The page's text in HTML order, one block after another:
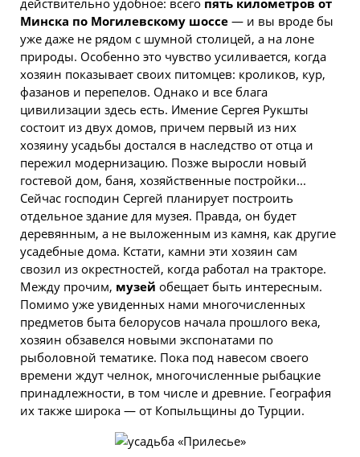
Минска по Могилевскому шоссе — и вы вроде бы
уже даже не рядом с шумной столицей, а на лоне
природы. Особенно это чувство усиливается, когда
хозяин показывает своих питомцев: кроликов, кур,
фазанов и перепелов. Однако и все блага
цивилизации здесь есть. Имение Сергея Рукшты
состоит из двух домов, причем первый из них
хозяину усадьбы достался в наследство от отца и
пережил модернизацию. Позже выросли новый
гостевой дом, баня, хозяйственные постройки...
Сейчас господин Сергей планирует построить
отдельное здание для музея. Правда, он будет
деревянным, а не выложенным из камня, как другие
усадебные дома. Кстати, камни эти хозяин сам
свозил из окрестностей, когда работал на тракторе.
Между прочим, музей обещает быть интересным.
Помимо уже увиденных нами многочисленных
предметов быта белорусов начала прошлого века,
хозяин обзавелся новыми экспонатами по
рыболовной тематике. Пока под навесом своего
времени ждут челнок, многочисленные рыбацкие
принадлежности, в том числе и древние. География
их также широка — от Копыльщины до Турции.